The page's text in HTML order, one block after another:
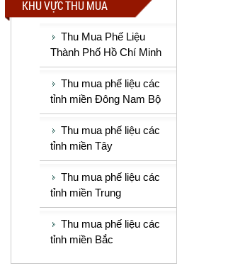
KHU VỰC THU MUA
Thu Mua Phế Liệu
Thành Phố Hồ Chí Minh
Thu mua phế liệu các
tỉnh miền Đông Nam Bộ
Thu mua phế liệu các
tỉnh miền Tây
Thu mua phế liệu các
tỉnh miền Trung
Thu mua phế liệu các
tỉnh miền Bắc